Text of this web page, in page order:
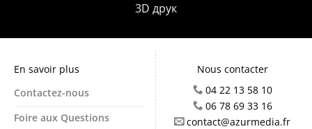
3D друк
En savoir plus
Contactez-nous
Foire aux Questions
Nous contacter
04 22 13 58 10
06 78 69 33 16
contact@azurmedia.fr